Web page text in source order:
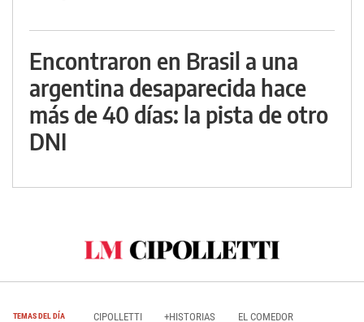
Encontraron en Brasil a una
argentina desaparecida hace
más de 40 días: la pista de otro
DNI
TEMAS DEL DÍA CIPOLLETTI +HISTORIAS EL COMEDOR